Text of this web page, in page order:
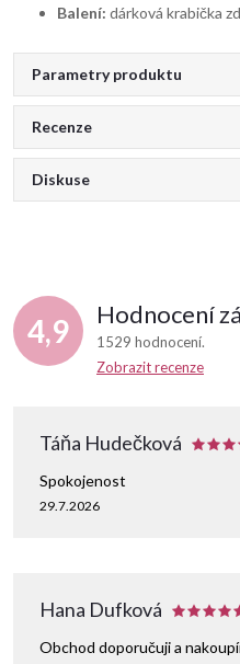
Balení: dárková krabička
Parametry produktu
Recenze
Diskuse
4,9 Hodnocení
1529 hodnocení
Zobrazit recenze
Táňa Hudečková
29.7.2026
Spokojenost
Hana Dufková
Obchod doporučuji a